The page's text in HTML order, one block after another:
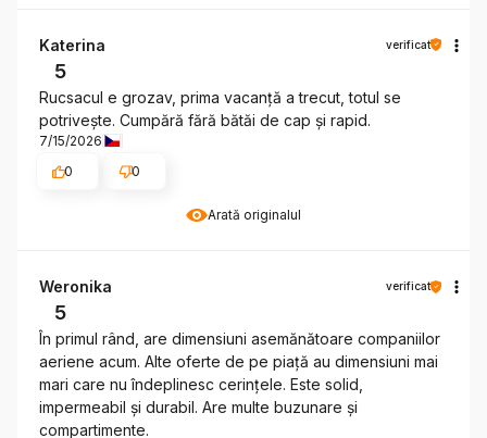
Arată originalul
Katerina verificat
5
Rucsacul e grozav, prima vacanță a trecut, totul se
potrivește. Cumpără fără bătăi de cap și rapid.
7/15/2026
0
0
Weronika verificat
5
În primul rând, are dimensiuni asemănătoare companiilor
aeriene acum. Alte oferte de pe piață au dimensiuni mai
mari care nu îndeplinesc cerințele. Este solid,
impermeabil și durabil. Are multe buzunare și
compartimente.